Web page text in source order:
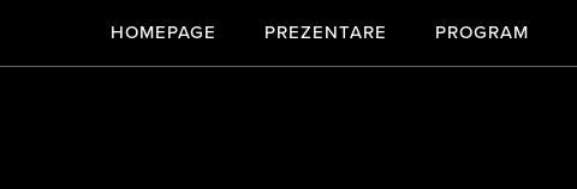
HOMEPAGE PREZENTARE PROGRAM